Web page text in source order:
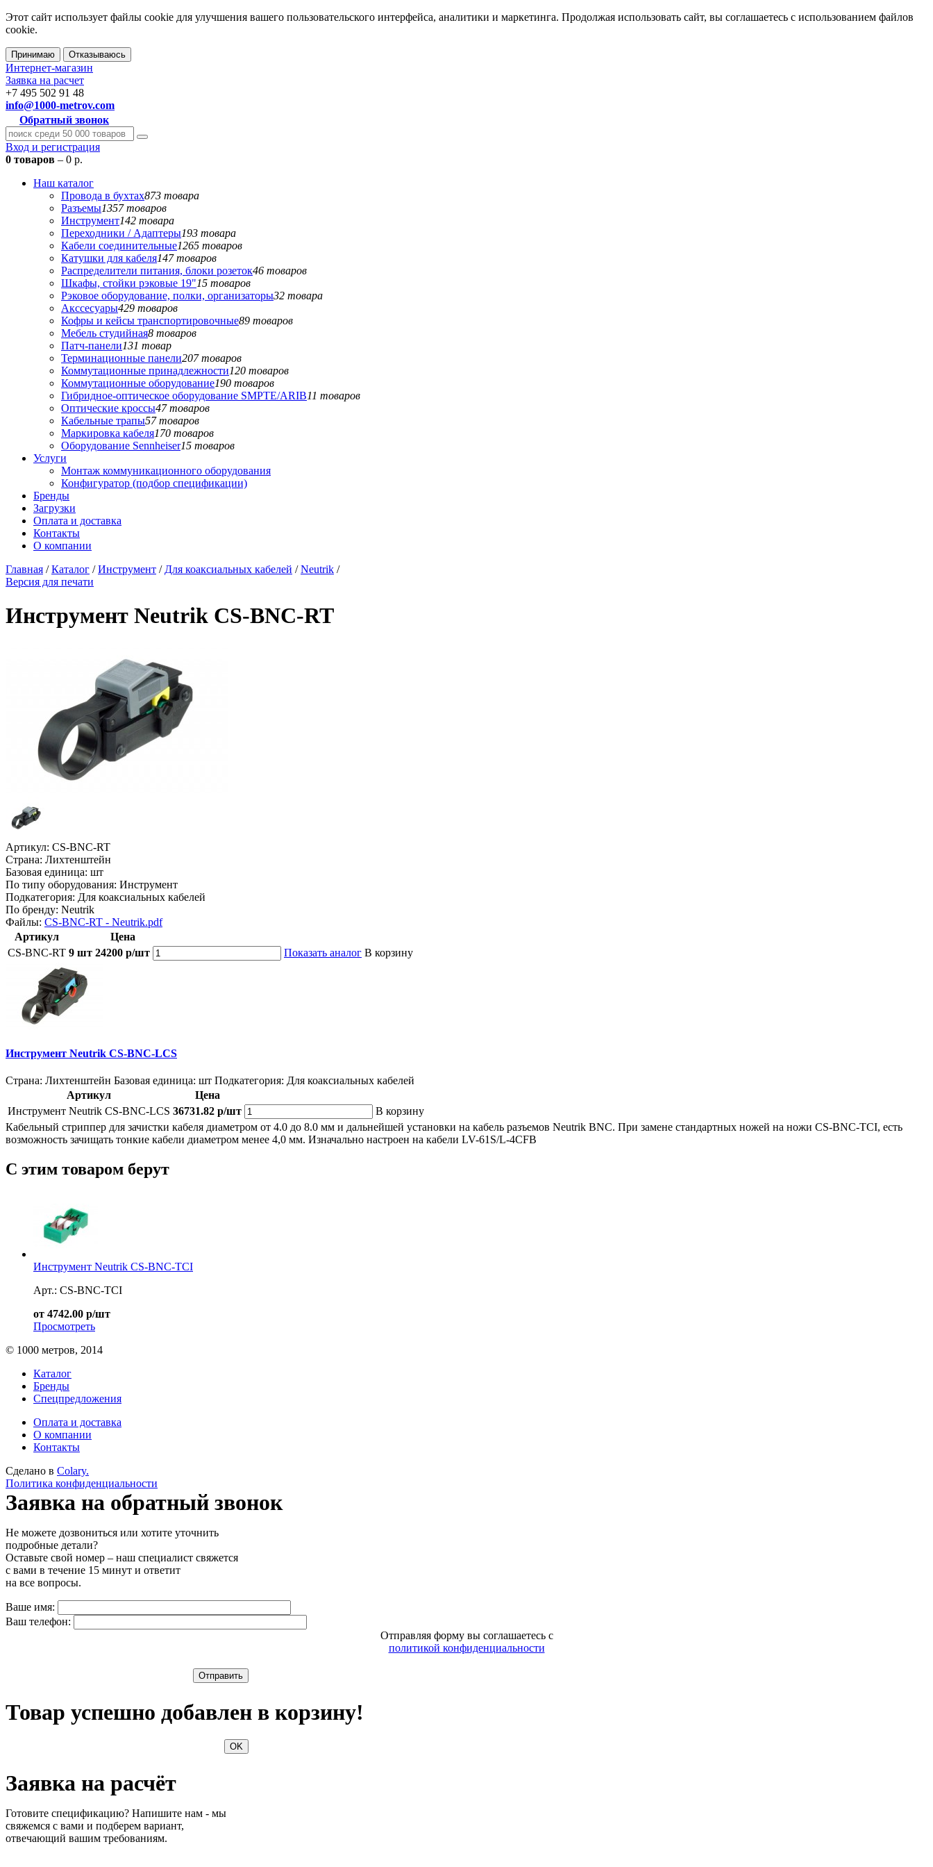
Этот сайт использует файлы cookie для улучшения вашего пользовательского интерфейса, аналитики и маркетинга. Продолжая использовать сайт, вы соглашаетесь с использованием файлов
cookie.
Принимаю Отказываюсь
Интернет-магазин
Заявка на расчет
+7 495 502 91 48
info@1000-metrov.com
Обратный звонок
Вход и регистрация
0 товаров – 0 р.
Наш каталог
Провода в бухтах873 товара
Разъемы1357 товаров
Инструмент142 товара
Переходники / Адаптеры193 товара
Кабели соединительные1265 товаров
Катушки для кабеля147 товаров
Распределители питания, блоки розеток46 товаров
Шкафы, стойки рэковые 19"15 товаров
Рэковое оборудование, полки, организаторы32 товара
Акссесуары429 товаров
Кофры и кейсы транспортировочные89 товаров
Мебель студийная8 товаров
Патч-панели131 товар
Терминационные панели207 товаров
Коммутационные принадлежности120 товаров
Коммутационные оборудование190 товаров
Гибридное-оптическое оборудование SMPTE/ARIB11 товаров
Оптические кроссы47 товаров
Кабельные трапы57 товаров
Маркировка кабеля170 товаров
Оборудование Sennheiser15 товаров
Услуги
Монтаж коммуникационного оборудования
Конфигуратор (подбор спецификации)
Бренды
Загрузки
Оплата и доставка
Контакты
О компании
Главная /Каталог /Инструмент / Для коаксиальных кабелей /Neutrik /
Версия для печати
Инструмент Neutrik CS-BNC-RT
Артикул: CS-BNC-RT
Страна: Лихтенштейн
Базовая единица: шт
По типу оборудования: Инструмент
Подкатегория: Для коаксиальных кабелей
По бренду: Neutrik
Файлы: CS-BNC-RT - Neutrik.pdf
Артикул
Цена
CS-BNC-RT 9 шт 24200 р/шт Показать аналог В корзину
Инструмент Neutrik CS-BNC-LCS
Страна: Лихтенштейн Базовая единица: шт Подкатегория: Для коаксиальных кабелей
Артикул
Цена
Инструмент Neutrik CS-BNC-LCS 36731.82 р/шт
В корзину
Кабельный стриппер для зачистки кабеля диаметром от 4.0 до 8.0 мм и дальнейшей установки на кабель разъемов Neutrik BNC. При замене стандартных ножей на ножи CS-BNC-TCI, есть
возможность зачищать тонкие кабели диаметром менее 4,0 мм. Изначально настроен на кабели LV-61S/L-4CFB
С этим товаром берут
Инструмент Neutrik CS-BNC-TCI
Арт.: CS-BNC-TCI
от 4742.00 р/шт
Просмотреть
© 1000 метров, 2014
Каталог
Бренды
Спецпредложения
Оплата и доставка
О компании
Контакты
Сделано в Colary.
Политика конфиденциальности
Заявка на обратный звонок
Не можете дозвониться или хотите уточнить
подробные детали?
Оставьте свой номер – наш специалист свяжется
с вами в течение 15 минут и ответит
на все вопросы.
Ваше имя:
Ваш телефон:
Отправляя форму вы соглашаетесь с
политикой конфиденциальности
Отправить
Товар успешно добавлен в корзину!
OK
Заявка на расчёт
Готовите спецификацию? Напишите нам - мы
свяжемся с вами и подберем вариант,
отвечающий вашим требованиям.